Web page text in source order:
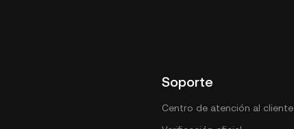
Soporte
Centro de atención al cliente